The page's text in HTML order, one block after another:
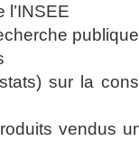
sur la
vendus